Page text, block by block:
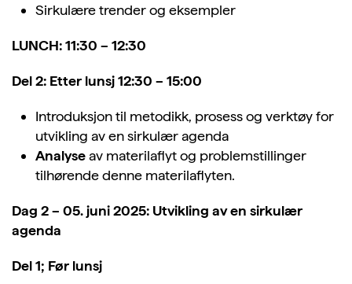
Sirkulære trender og eksempler
LUNCH: 11:30 – 12:30
Del 2: Etter lunsj 12:30 – 15:00
Introduksjon til metodikk, prosess og verktøy for
utvikling av en sirkulær agenda
Analyseav materilaflyt og problemstillinger
tilhørende denne materilaflyten.
Dag 2 – 05. juni 2025: Utvikling av en sirkulær
agenda
Del 1; Før lunsj